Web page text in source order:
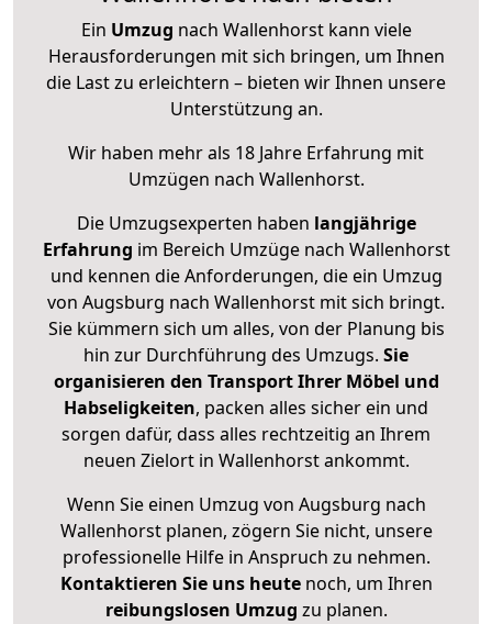
Ein Umzug nach Wallenhorst kann viele
Herausforderungen mit sich bringen, um Ihnen
die Last zu erleichtern – bieten wir Ihnen unsere
Unterstützung an.
Wir haben mehr als 18 Jahre Erfahrung mit
Umzügen nach Wallenhorst.
Die Umzugsexperten haben langjährige
Erfahrung im Bereich Umzüge nach Wallenhorst
und kennen die Anforderungen, die ein Umzug
von Augsburg nach Wallenhorst mit sich bringt.
Sie kümmern sich um alles, von der Planung bis
hin zur Durchführung des Umzugs. Sie
organisieren den Transport Ihrer Möbel und
Habseligkeiten, packen alles sicher ein und
sorgen dafür, dass alles rechtzeitig an Ihrem
neuen Zielort in Wallenhorst ankommt.
Wenn Sie einen Umzug von Augsburg nach
Wallenhorst planen, zögern Sie nicht, unsere
professionelle Hilfe in Anspruch zu nehmen.
Kontaktieren Sie uns heutenoch, um Ihren
reibungslosen Umzug zu planen.